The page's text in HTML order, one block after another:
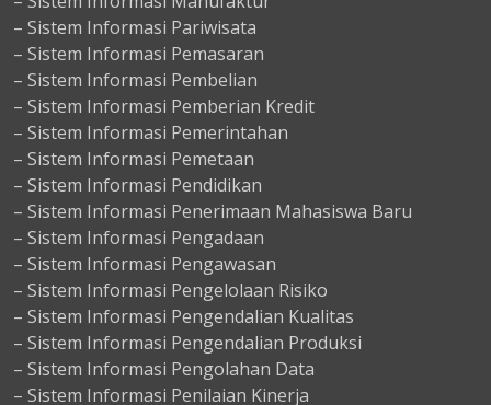
– Sistem Informasi Pariwisata
– Sistem Informasi Pemasaran
– Sistem Informasi Pembelian
– Sistem Informasi Pemberian Kredit
– Sistem Informasi Pemerintahan
– Sistem Informasi Pemetaan
– Sistem Informasi Pendidikan
– Sistem Informasi Penerimaan Mahasiswa Baru
– Sistem Informasi Pengadaan
– Sistem Informasi Pengawasan
– Sistem Informasi Pengelolaan Risiko
– Sistem Informasi Pengendalian Kualitas
– Sistem Informasi Pengendalian Produksi
– Sistem Informasi Pengolahan Data
– Sistem Informasi Penilaian Kinerja